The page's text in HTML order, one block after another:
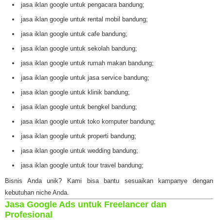
jasa iklan google untuk pengacara bandung;
jasa iklan google untuk rental mobil bandung;
jasa iklan google untuk cafe bandung;
jasa iklan google untuk sekolah bandung;
jasa iklan google untuk rumah makan bandung;
jasa iklan google untuk jasa service bandung;
jasa iklan google untuk klinik bandung;
jasa iklan google untuk bengkel bandung;
jasa iklan google untuk toko komputer bandung;
jasa iklan google untuk properti bandung;
jasa iklan google untuk wedding bandung;
jasa iklan google untuk tour travel bandung;
Bisnis Anda unik? Kami bisa bantu sesuaikan kampanye dengan
kebutuhan niche Anda.
Jasa Google Ads untuk Freelancer dan
Profesional